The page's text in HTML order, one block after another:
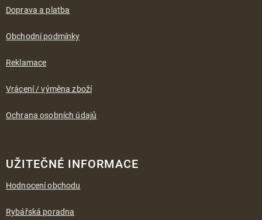
Doprava a platba
Obchodní podmínky
Reklamace
Vrácení / výměna zboží
Ochrana osobních údajů
UŽITEČNÉ INFORMACE
Hodnocení obchodu
Rybářská poradna